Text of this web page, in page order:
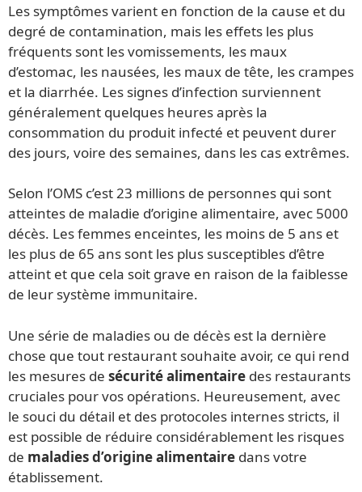
Les symptômes varient en fonction de la cause et du
degré de contamination, mais les effets les plus
fréquents sont les vomissements, les maux
d’estomac, les nausées, les maux de tête, les crampes
et la diarrhée. Les signes d’infection surviennent
généralement quelques heures après la
consommation du produit infecté et peuvent durer
des jours, voire des semaines, dans les cas extrêmes.
Selon l’OMS c’est 23 millions de personnes qui sont
atteintes de maladie d’origine alimentaire, avec 5000
décès. Les femmes enceintes, les moins de 5 ans et
les plus de 65 ans sont les plus susceptibles d’être
atteint et que cela soit grave en raison de la faiblesse
de leur système immunitaire.
Une série de maladies ou de décès est la dernière
chose que tout restaurant souhaite avoir, ce qui rend
les mesures de sécurité alimentaire des restaurants
cruciales pour vos opérations. Heureusement, avec
le souci du détail et des protocoles internes stricts, il
est possible de réduire considérablement les risques
de maladies d’origine alimentaire dans votre
établissement.